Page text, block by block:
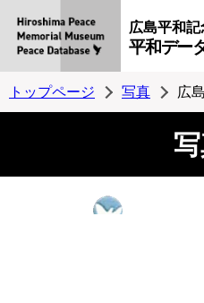
広島平和
平和デー
トップページ 写真 広